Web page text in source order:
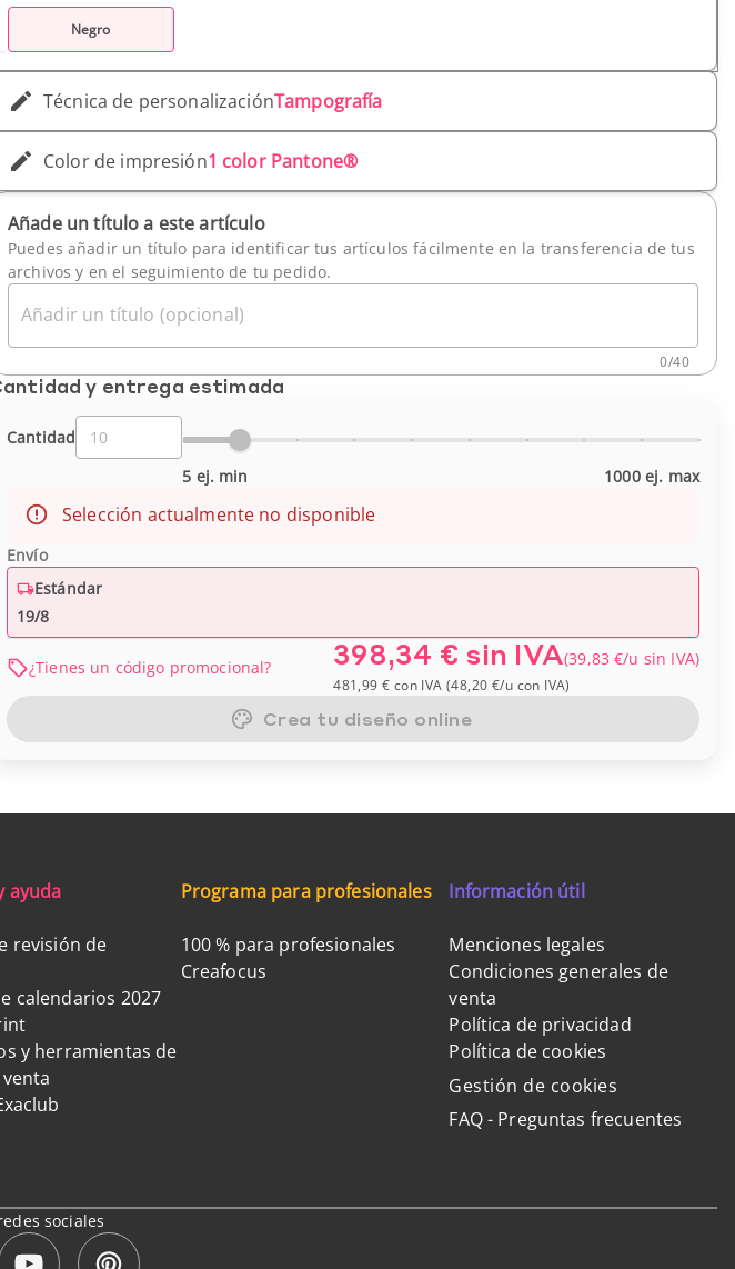
Negro
Técnica de personalizaciónTampografía
Color de impresión1 color Pantone®
Añade un título a este artículo
Puedes añadir un título para identificar tus artículos fácilmente en la transferencia de tus
archivos y en el seguimiento de tu pedido.
Añadir un título (opcional)
0/40
y entrega estimada
Cantidad
5 ej. min
1000 ej. max
Selección actualmente no disponible
Envío
Estándar
19/8
¿Tienes un código promocional? 398,34 € sin IVA(39,83 €/u sin IVA)
481,99 € con IVA (48,20 €/u con IVA)
Crea tu diseño online
ayuda
revisión de
calendarios 2027
y herramientas de
Programa para profesionales
100 % para profesionales
Creafocus
Información útil
Menciones legales
Condiciones generales de
venta
Política de privacidad
Política de cookies
Gestión de cookies
FAQ - Preguntas frecuentes
sociales